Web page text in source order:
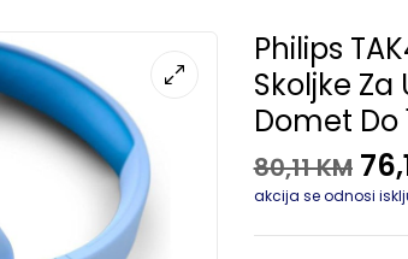
Philips
Skoljke
Domet Do
80,11KM
akcija se odnosi